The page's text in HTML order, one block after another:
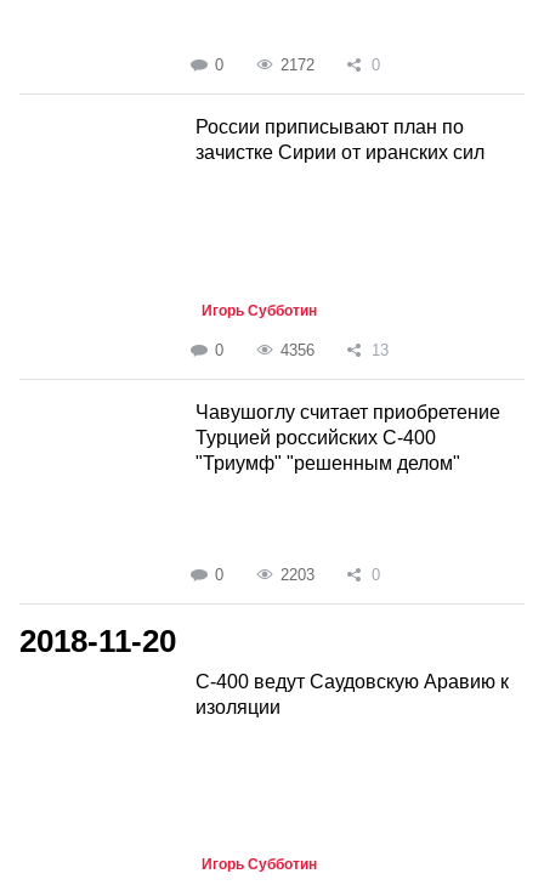
0 2172 0
России приписывают план по
зачистке Сирии от иранских сил
Игорь Субботин
0 4356 13
Чавушоглу считает приобретение
Турцией российских С-400
"Триумф" "решенным делом"
0 2203 0
2018-11-20
С-400 ведут Саудовскую Аравию к
изоляции
Игорь Субботин